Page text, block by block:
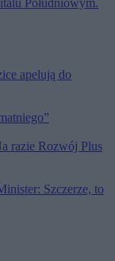
Południowym.
apelują do
razie Rozwój Plus
Szczerze, to